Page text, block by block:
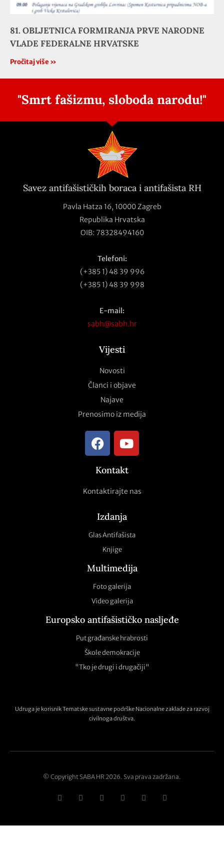
81. OBLJETNICA FORMIRANJA PRVE NARODNE
VLADE FEDERALNE HRVATSKE
Pročitaj više »
"Smrt fašizmu, sloboda narodu!"
Savez antifašističkih boraca i antifašista RH
Pavla Hatza 16, 10000 Zagreb
Republika Hrvatska
OIB: 78328494160
Telefoni:
(+385 1) 48 39 996
(+385 1) 48 39 998
E-mail:
sabh@sabh.hr
Vijesti
Novosti
Članci i objave
Najave
Prenosimo iz medija
Kontakt
Kontaktirajte nas
Izdanja
Glas Antifašista
Knjige
Multimedija
Foto galerija
Video galerija
Europsko antifašističko nasljeđe
Put građanske hrabrosti
Škole demokracije
"Tko je drugi i drugačiji"
Udruga je korisnik Tematske sustavne podrške Nacionalne zaklade za razvoj
civilnoga društva.
© Copyright SABA HR 2026. Sva prava zadržana.